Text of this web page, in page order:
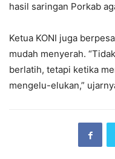
hasil saringan Porkab
Ketua KONI juga
mudah menyerah.
berlatih, tetapi ketika
mengelu-elukan,”